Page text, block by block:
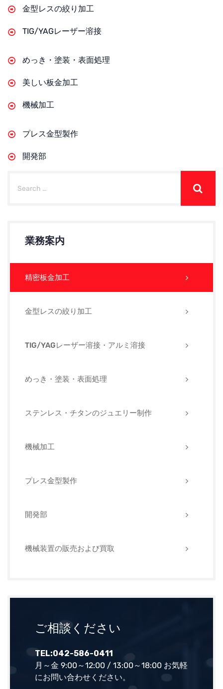
金型レスの絞り加工
TIG/YAGレーザー溶接
めっき・塗装・表面処理
美しい板金加工
機械加工
プレス金型製作
開発部
業務案内
精密板金加工
金型レスの絞り加工
TIG/YAGレーザー溶接・アルミ溶接
めっき・塗装・表面処理
ステンレス・チタンのジュエリー制作
機械加工
プレス金型製作
開発部
機械装置の販売および買取
ご相談ください
TEL:042-586-0411
月～金 9:00～12:00 / 13:00～18:00 お気軽
にお問い合わせください。